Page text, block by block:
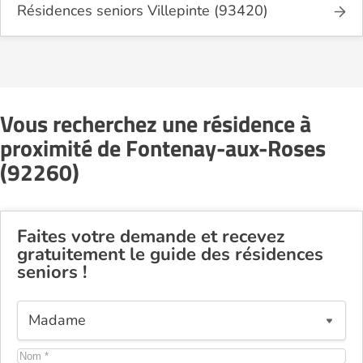
Résidences seniors Villepinte (93420)
Vous recherchez une résidence à
proximité de Fontenay-aux-Roses
(92260)
Faites votre demande et recevez
gratuitement le guide des résidences
seniors !